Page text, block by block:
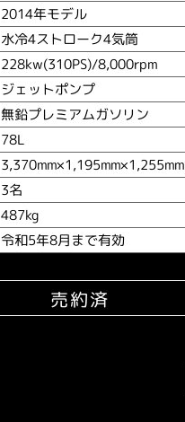
2014年モデル
水冷4ストローク4気筒
228kw(310PS)/8,000rpm
ジェットポンプ
無鉛プレミアムガソリン
78L
3,370mm×1,195mm×1,255mm
3名
487kg
令和5年8月まで有効
売約済